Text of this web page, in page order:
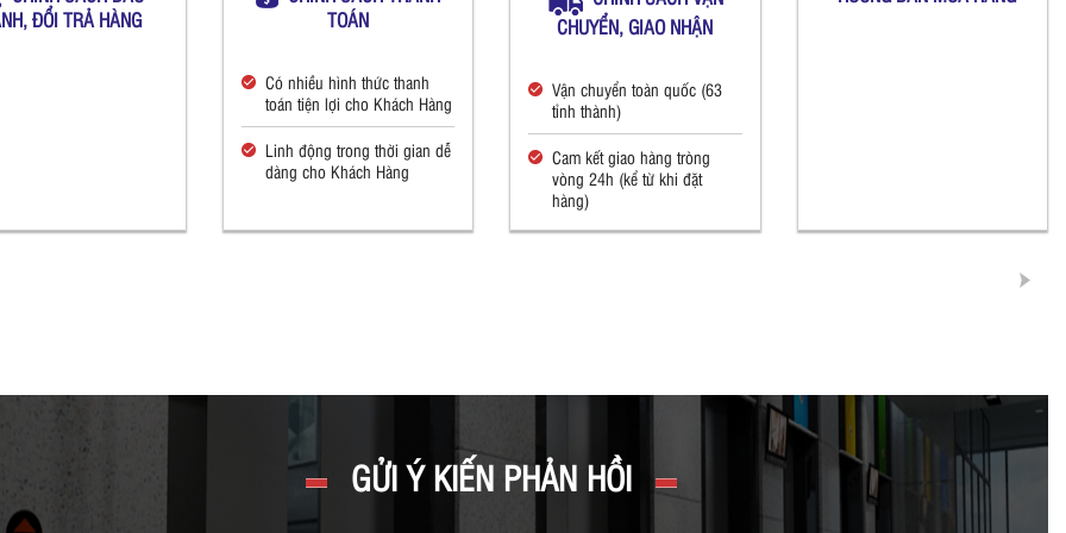
ĐỔI TRẢ HÀNG
TOÁN
Có nhiều hình thức thanh
toán tiện lợi cho Khách Hàng
Linh động trong thời gian dễ
dàng cho Khách Hàng
CHUYỂN, GIAO NHẬN
Vận chuyển toàn quốc (63
tỉnh thành)
Cam kết giao hàng tròng
vòng 24h (kể từ khi đặt
hàng)
GỬI Ý KIẾN PHẢN HỒI